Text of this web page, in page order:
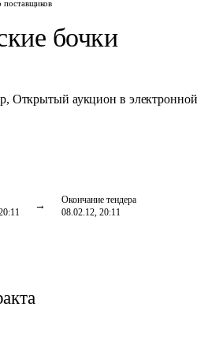
поставщиков
бочки
, Открытый аукцион в электронной
Окончание тендера
08.02.12, 20:11